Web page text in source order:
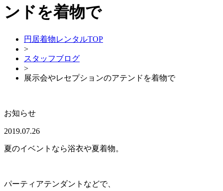
ンドを着物で
円居着物レンタルTOP
>
スタッフブログ
>
展示会やレセプションのアテンドを着物で
お知らせ
2019.07.26
夏のイベントなら浴衣や夏着物。
パーティアテンダントなどで、